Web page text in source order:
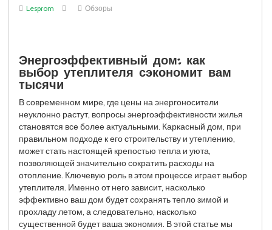
Lesprom Обзоры
Энергоэффективный дом: как
выбор утеплителя сэкономит вам
тысячи
В современном мире, где цены на энергоносители
неуклонно растут, вопросы энергоэффективности жилья
становятся все более актуальными. Каркасный дом, при
правильном подходе к его строительству и утеплению,
может стать настоящей крепостью тепла и уюта,
позволяющей значительно сократить расходы на
отопление. Ключевую роль в этом процессе играет выбор
утеплителя. Именно от него зависит, насколько
эффективно ваш дом будет сохранять тепло зимой и
прохладу летом, а следовательно, насколько
существенной будет ваша экономия. В этой статье мы